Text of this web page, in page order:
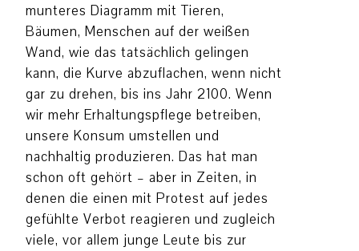
munteres Diagramm mit Tieren,
Bäumen, Menschen auf der weißen
Wand, wie das tatsächlich gelingen
kann, die Kurve abzuflachen, wenn nicht
gar zu drehen, bis ins Jahr 2100. Wenn
wir mehr Erhaltungspflege betreiben,
unsere Konsum umstellen und
nachhaltig produzieren. Das hat man
schon oft gehört – aber in Zeiten, in
denen die einen mit Protest auf jedes
gefühlte Verbot reagieren und zugleich
viele, vor allem junge Leute bis zur